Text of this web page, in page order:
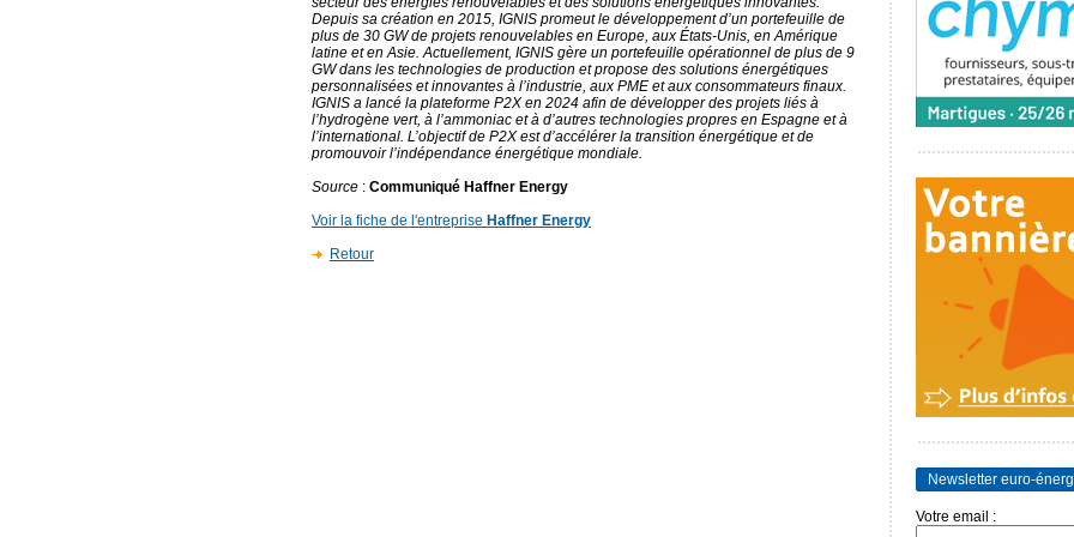
Depuis sa création en 2015, IGNIS promeut le développement d’un portefeuille de
plus de 30 GW de projets renouvelables en Europe, aux États-Unis, en Amérique
latine et en Asie. Actuellement, IGNIS gère un portefeuille opérationnel de plus de 9
GW dans les technologies de production et propose des solutions énergétiques
personnalisées et innovantes à l’industrie, aux PME et aux consommateurs finaux.
IGNIS a lancé la plateforme P2X en 2024 afin de développer des projets liés à
l’hydrogène vert, à l’ammoniac et à d’autres technologies propres en Espagne et à
l’international. L’objectif de P2X est d’accélérer la transition énergétique et de
promouvoir l’indépendance énergétique mondiale.
Source : Communiqué Haffner Energy
Voir la fiche de l'entreprise Haffner Energy
Retour
Newsletter euro-
Votre email :